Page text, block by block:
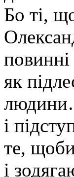
Бо ті,
як
і
те,
і